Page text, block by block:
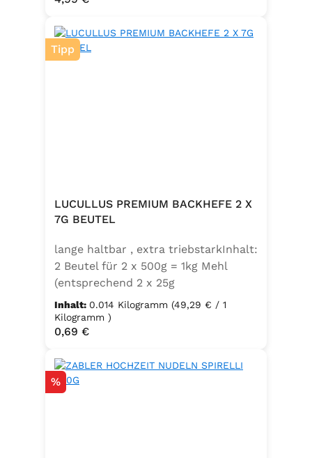
Tipp
LUCULLUS PREMIUM BACKHEFE 2 X
7G BEUTEL
lange haltbar , extra triebstarkInhalt:
2 Beutel für 2 x 500g = 1kg Mehl
(entsprechend 2 x 25g
Frischhefe)Zutaten: Trockenbackhefe
, Emulgator E491 (Unter
Schutzatmosphäre verpackt)
Inhalt: 0.014 Kilogramm (49,29 € / 1
Kilogramm )
Regulärer Preis:
0,69 €
Rabatt
%